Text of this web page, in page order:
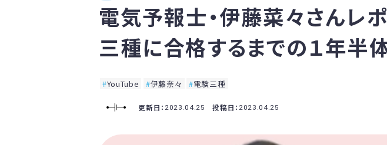
電気予報士・伊藤菜々さんレ
三種に合格するまでの１年半
YouTube 伊藤奈々 電験三種
更新日： 2023.04.25 投稿日： 2023.04.25